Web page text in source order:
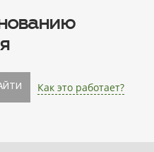
Как это работает?